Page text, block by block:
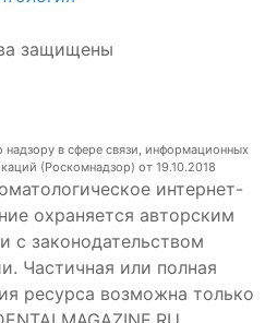
защищены
в сфере связи, информационных
(Роскомнадзор) от 19.10.2018
интернет-
охраняется авторским
с законодательством
Частичная или полная
ресурса возможна только